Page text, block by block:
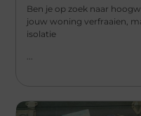
Ben je op zoek naar
jouw woning verfraaien,
isolatie
...